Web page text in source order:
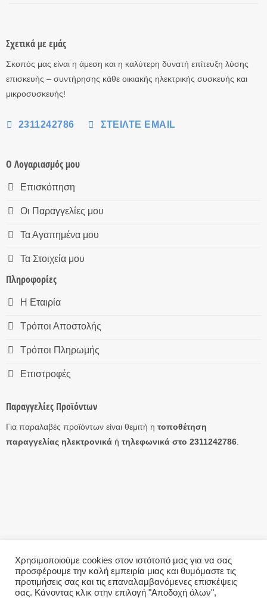
Σχετικά με εμάς
Σκοπός μας είναι η άμεση και η καλύτερη δυνατή επίτευξη λύσης
επισκευής – συντήρησης κάθε οικιακής ηλεκτρικής συσκευής και
μικροσυσκευής!
2311242786 ΣΤΕΊΛΤΕ EMAIL
Ο Λογαριασμός μου
Επισκόπηση
Οι Παραγγελίες μου
Τα Αγαπημένα μου
Τα Στοιχεία μου
Πληροφορίες
Η Εταιρία
Τρόποι Αποστολής
Τρόποι Πληρωμής
Επιστροφές
Παραγγελίες Προϊόντων
Για παραλαβές προϊόντων είναι θεμιτή η τοποθέτηση
παραγγελίας ηλεκτρονικάή τηλεφωνικά στο 2311242786.
Η ΕΤΑΙΡΊΑ ΤΡΌΠΟΙ ΑΠΟΣΤΟΛΉΣ
ΤΡΌΠΟΙ ΠΛΗΡΩΜΉΣ
ΕΠΙΣΤΡΟΦΈΣ
ΕΠΙΚΟΙΝΩΝΊΑ ΌΡΟΙ ΧΡΉΣΗΣ – GDPR
Χρησιμοποιούμε cookies στον ιστότοπό μας για να σας
προσφέρουμε την καλή εμπειρία μιας και θυμόμαστε τις
προτιμήσεις σας και τις επαναλαμβανόμενες επισκέψεις
σας. Κάνοντας κλικ στην επιλογή "Αποδοχή όλων",